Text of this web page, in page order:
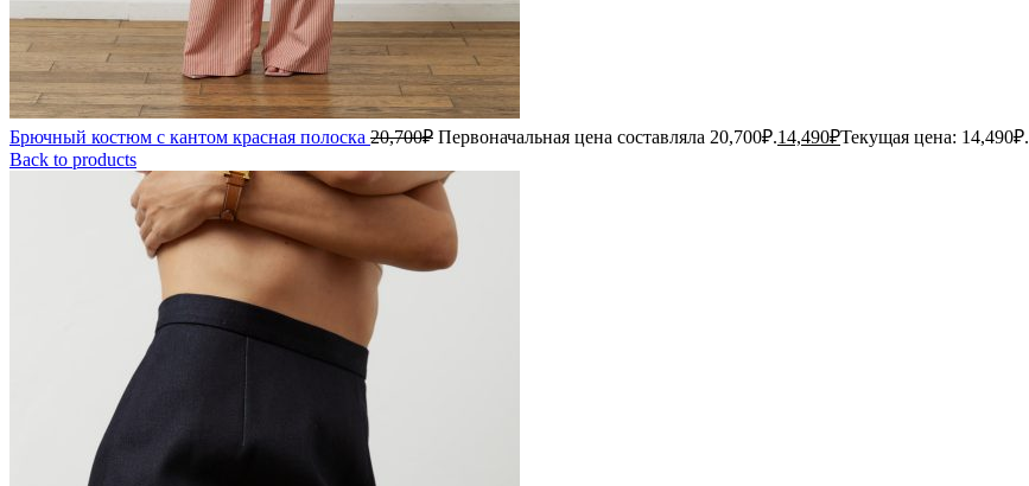
Брючный костюм с кантом красная полоска 20,700₽ Первоначальная цена составляла 20,700₽.14,490₽Текущая цена: 14,490₽.
Back to products